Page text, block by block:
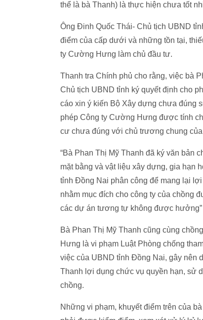
thể là bà Thanh) là thực hiện chưa tốt
Ông Đinh Quốc Thái- Chủ tịch UBND
điểm của cấp dưới và những tồn tại,
ty Cường Hưng làm chủ đầu tư.
Thanh tra Chính phủ cho rằng, việc bà
Chủ tịch UBND tỉnh ký quyết định cho
cáo xin ý kiến Bộ Xây dựng chưa đúng
phép Công ty Cường Hưng được tính
cư chưa đúng với chủ trương chung của
“Bà Phan Thị Mỹ Thanh đã ký văn bản
mặt bằng và vật liệu xây dựng, gia hạn
tỉnh Đồng Nai phân công để mang lại
nhằm mục đích cho công ty của chồng
các dự án tương tự không được hưởng”
Bà Phan Thị Mỹ Thanh cũng cùng
Hưng là vi phạm Luật Phòng chống
việc của UBND tỉnh Đồng Nai, gây nên
Thanh lợi dụng chức vụ quyền hạn, sử
chồng.
Những vi phạm, khuyết điểm trên của